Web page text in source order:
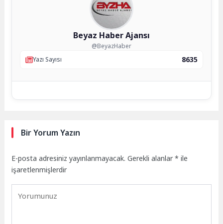
Beyaz Haber Ajansı
@BeyazHaber
Yazı Sayısı
8635
Bir Yorum Yazın
E-posta adresiniz yayınlanmayacak. Gerekli alanlar* ile
işaretlenmişlerdir